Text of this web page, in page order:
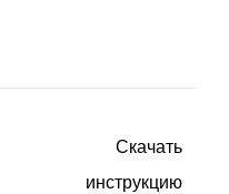
Скачать
инструкцию